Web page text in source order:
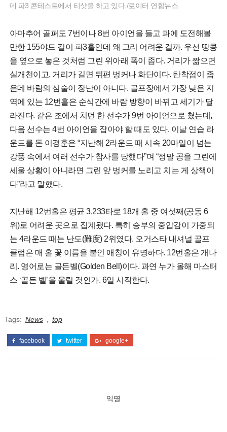
데 파3 콘테스트에서 티샷을 하고 있다./로이터 연합뉴스
아마추어 골퍼도 7번이나 8번 아이언을 들고 파에 도전해볼
만한 155야드 길이 파3홀인데 왜 그리 어려운 걸까. 우선 땅콩
을 옆으로 놓은 것처럼 그린 위아래 폭이 좁다. 거리가 짧으면
실개천이고, 거리가 길면 뒤편 벙커나 화단이다. 탄착점이 좁
은데 바람의 심술이 장난이 아니다. 골프장에서 가장 낮은 지
역에 있는 12번홀은 순식간에 바람 방향이 바뀌고 세기가 달
라진다. 같은 조에서 치던 한 선수가 9번 아이언으로 쳤는데,
다음 선수는 4번 아이언을 잡아야 할 때도 있다. 이날 연습 라
운드를 돈 이경훈은 “지난해 2라운드 때 시속 20마일이 넘는
강풍 속에서 여러 선수가 참사를 당했다”며 “정말 공을 그린에
세울 상황이 아니라면 그린 앞 벙커를 노리고 치는 게 상책이
다”라고 말했다.
지난해 12번홀은 평균 3.233타로 18개 홀 중 여섯째(공동 6
위)로 어려운 곳으로 집계됐다. 특히 승부의 중압감이 가중되
는 4라운드 때는 난도(難度) 2위였다. 오거스타 내셔널 골프
클럽은 매 홀 꽃 이름을 붙인 애칭이 유명하다. 12번홀은 개나
리. 영어로는 골든벨(Golden Bell)이다. 과연 누가 올해 마스터
스 ‘골든 벨’을 울릴 것인가. 6일 시작한다.
Tags: News top
facebook twitter google+
익명